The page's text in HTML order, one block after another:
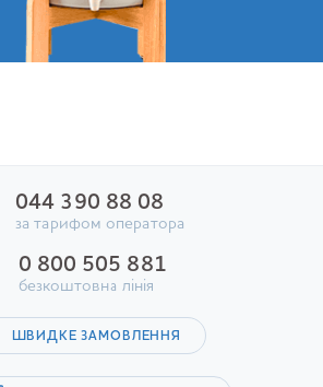
044 390 88 08
за тарифом оператора
0 800 505 881
безкоштовна лінія
ШВИДКЕ ЗАМОВЛЕННЯ